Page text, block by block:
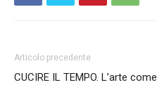
Articolo precedente
CUCIRE IL TEMPO. L’arte come